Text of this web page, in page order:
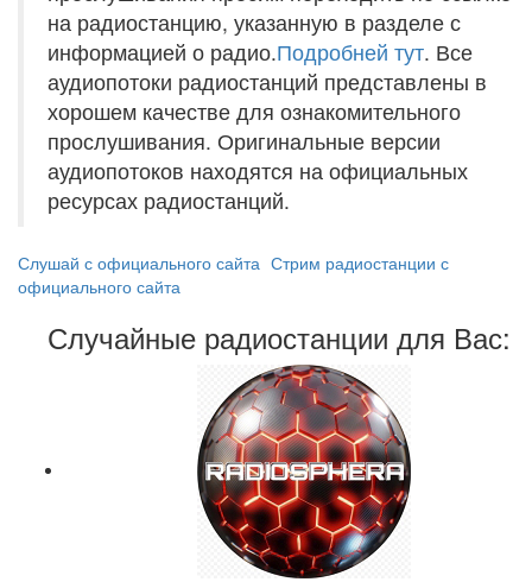
на радиостанцию, указанную в разделе с
информацией о радио.Подробней тут. Все
аудиопотоки радиостанций представлены в
хорошем качестве для ознакомительного
прослушивания. Оригинальные версии
аудиопотоков находятся на официальных
ресурсах радиостанций.
Слушай с официального сайта Стрим радиостанции с
официального сайта
Случайные радиостанции для Вас: